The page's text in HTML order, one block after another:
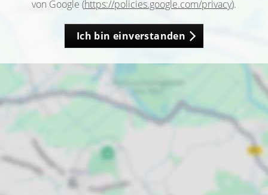
von Google (https://policies.google.com/privacy).
Ich bin einverstanden